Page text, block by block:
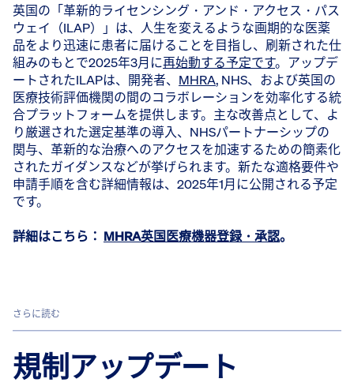
英国の「革新的ライセンシング・アンド・アクセス・パス
ウェイ（ILAP）」は、人生を変えるような画期的な医薬
品をより迅速に患者に届けることを目指し、刷新された仕
組みのもとで2025年3月に再始動する予定です。アップデ
ートされたILAPは、開発者、 MHRA, NHS、および英国の
医療技術評価機関の間のコラボレーションを効率化する統
合プラットフォームを提供します。主な改善点として、よ
り厳選された選定基準の導入、NHSパートナーシップの
関与、革新的な治療へのアクセスを加速するための簡素化
されたガイダンスなどが挙げられます。新たな適格要件や
申請手順を含む詳細情報は、2025年1月に公開される予定
です。
詳細はこちら： MHRA英国医療機器登録・承認。
さらに読む
規制アップデート